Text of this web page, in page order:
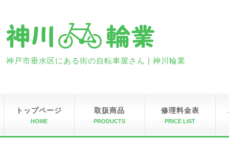
神戸市垂水区にある街の自転車屋さん | 神川輪業
トップページ
HOME
取扱商品
PRODUCTS
修理料金表
PRICE LIST